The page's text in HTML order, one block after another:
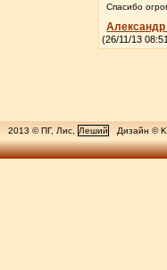
Спасибо
(26/11/13
2013 © ПГ, Лис, Леший Дизайн ©